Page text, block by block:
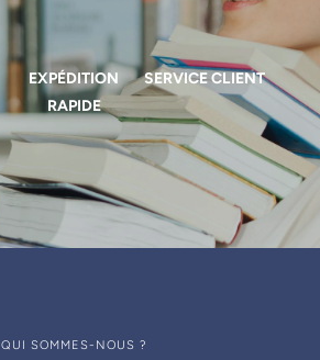
EXPÉDITION
RAPIDE
SERVICE CLIENT
QUI SOMMES-NOUS ?